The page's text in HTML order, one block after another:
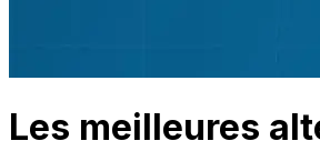
Les meilleures